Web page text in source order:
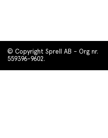
© Copyright Sprell AB - Org nr.
559396-9602.